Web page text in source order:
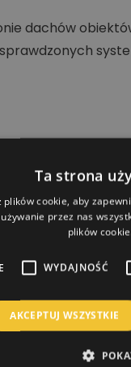
dachów
Ta strona
cookie, aby
przez nas
plików
WYDAJNOŚĆ
AKCEPTUJ WSZYSTKIE